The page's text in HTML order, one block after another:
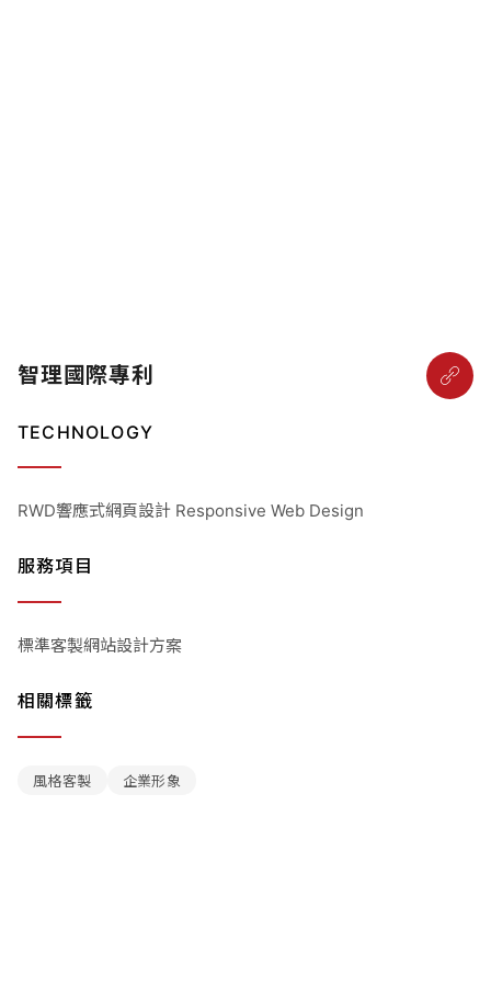
智理國際專利
TECHNOLOGY
RWD響應式網頁設計 Responsive Web Design
服務項目
標準客製網站設計方案
相關標籤
風格客製 企業形象